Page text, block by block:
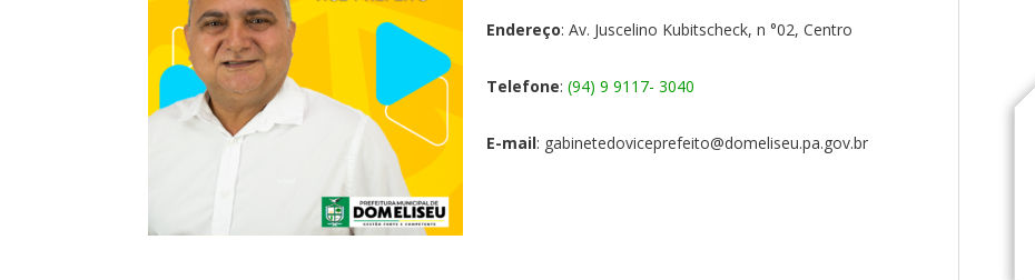
Endereço: Av. Juscelino Kubitscheck, n °02, Centro
Telefone: (94) 9 9117- 3040
E-mail: gabinetedoviceprefeito@domeliseu.pa.gov.br